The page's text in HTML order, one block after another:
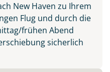
New Haven zu Ihrem
Flug und durch die
frühen Abend
sicherlich